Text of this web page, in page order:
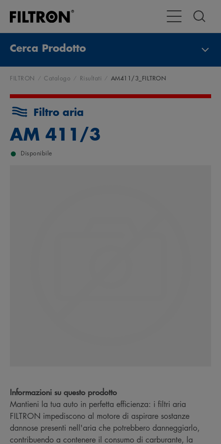
Attiva/disattiva
Cerca Prodotto
FILTRON Catalogo Risultati AM411/3_FILTRON
Filtro aria
AM 411/3
Disponibile
Informazioni su questo prodotto
Mantieni la tua auto in perfetta efficienza: i filtri aria
FILTRON impediscono al motore di aspirare sostanze
dannose presenti nell'aria che potrebbero danneggiarlo,
contribuendo a contenere il consumo di carburante, la